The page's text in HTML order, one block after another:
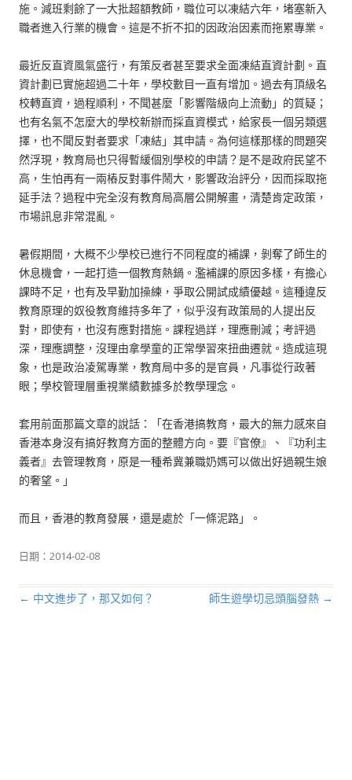
施。減班剩餘了一大批超額教師，職位可以凍結六年，堵塞新入
職者進入行業的機會。這是不折不扣的因政治因素而拖累專業。
最近反直資風氣盛行，有策反者甚至要求全面凍結直資計劃。直
資計劃已實施超過二十年，學校數目一直有增加。過去有頂級名
校轉直資，過程順利，不聞甚麼「影響階級向上流動」的質疑；
也有名氣不怎麼大的學校新辦而採直資模式，給家長一個另類選
擇，也不聞反對者要求「凍結」其申請。為何這樣那樣的問題突
然浮現，教育局也只得暫緩個別學校的申請？是不是政府民望不
高，生怕再有一兩樁反對事件鬧大，影響政治評分，因而採取拖
延手法？過程中完全沒有教育局高層公開解畫，清楚肯定政策，
市場訊息非常混亂。
暑假期間，大概不少學校已進行不同程度的補課，剝奪了師生的
休息機會，一起打造一個教育熱鍋。濫補課的原因多樣，有擔心
課時不足，也有及早勤加操練，爭取公開試成績優越。這種違反
教育原理的奴役教育維持多年了，似乎沒有政策局的人提出反
對，即使有，也沒有應對措施。課程過詳，理應刪減；考評過
深，理應調整，沒理由拿學童的正常學習來扭曲遷就。造成這現
象，也是政治凌駕專業，教育局中多的是官員，凡事從行政著
眼；學校管理層重視業績數據多於教學理念。
套用前面那篇文章的說話：「在香港搞教育，最大的無力感來自
香港本身沒有搞好教育方面的整體方向。要『官僚』、『功利主
義者』去管理教育，原是一種希冀兼職奶媽可以做出好過親生娘
的奢望。」
而且，香港的教育發展，還是處於「一條泥路」。
日期： 2014-02-08
文章導航列
← 中文進步了，那又如何？ 師生遊學切忌頭腦發熱 →